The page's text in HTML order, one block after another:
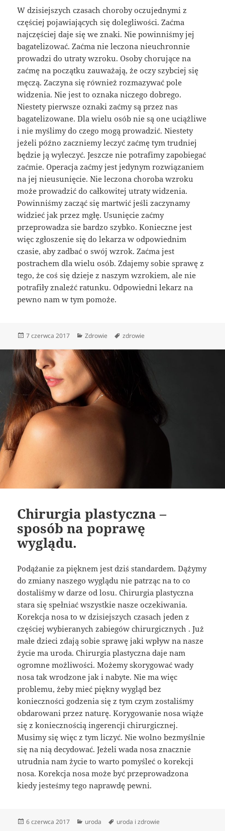
W dzisiejszych czasach choroby oczujednymi z
częściej pojawiających się dolegliwości. Zaćma
najczęściej daje się we znaki. Nie powinniśmy jej
bagatelizować. Zaćma nie leczona nieuchronnie
prowadzi do utraty wzroku. Osoby chorujące na
zaćmę na początku zauważają, że oczy szybciej się
męczą. Zaczyna się również rozmazywać pole
widzenia. Nie jest to oznaka niczego dobrego.
Niestety pierwsze oznaki zaćmy są przez nas
bagatelizowane. Dla wielu osób nie są one uciążliwe
i nie myślimy do czego mogą prowadzić. Niestety
jeżeli późno zaczniemy leczyć zaćmę tym trudniej
będzie ją wyleczyć. Jeszcze nie potrafimy zapobiegać
zaćmie. Operacja zaćmy jest jedynym rozwiązaniem
na jej nieusunięcie. Nie leczona choroba wzroku
może prowadzić do całkowitej utraty widzenia.
Powinniśmy zacząć się martwić jeśli zaczynamy
widzieć jak przez mgłę. Usunięcie zaćmy
przeprowadza sie bardzo szybko. Konieczne jest
więc zgłoszenie się do lekarza w odpowiednim
czasie, aby zadbać o swój wzrok. Zaćma jest
postrachem dla wielu osób. Zdajemy sobie sprawę z
tego, że coś się dzieje z naszym wzrokiem, ale nie
potrafiły znaleźć ratunku. Odpowiedni lekarz na
pewno nam w tym pomoże.
Data
7 czerwca 2017 Kategorie
Zdrowie Tagi
zdrowie
Chirurgia plastyczna –
sposób na poprawę
wyglądu.
Podążanie za pięknem jest dziś standardem. Dążymy
do zmiany naszego wyglądu nie patrząc na to co
dostaliśmy w darze od losu. Chirurgia plastyczna
stara się spełniać wszystkie nasze oczekiwania.
Korekcja nosa to w dzisiejszych czasach jeden z
częściej wybieranych zabiegów chirurgicznych . Już
małe dzieci zdają sobie sprawę jaki wpływ na nasze
życie ma uroda. Chirurgia plastyczna daje nam
ogromne możliwości. Możemy skorygować wady
nosa tak wrodzone jak i nabyte. Nie ma więc
problemu, żeby mieć piękny wygląd bez
konieczności godzenia się z tym czym zostaliśmy
obdarowani przez naturę. Korygowanie nosa wiąże
się z koniecznością ingerencji chirurgicznej.
Musimy się więc z tym liczyć. Nie wolno bezmyślnie
się na nią decydować. Jeżeli wada nosa znacznie
utrudnia nam życie to warto pomyśleć o korekcji
nosa. Korekcja nosa może być przeprowadzona
kiedy jesteśmy tego naprawdę pewni.
Data
6 czerwca 2017 Kategorie
uroda Tagi
uroda i zdrowie